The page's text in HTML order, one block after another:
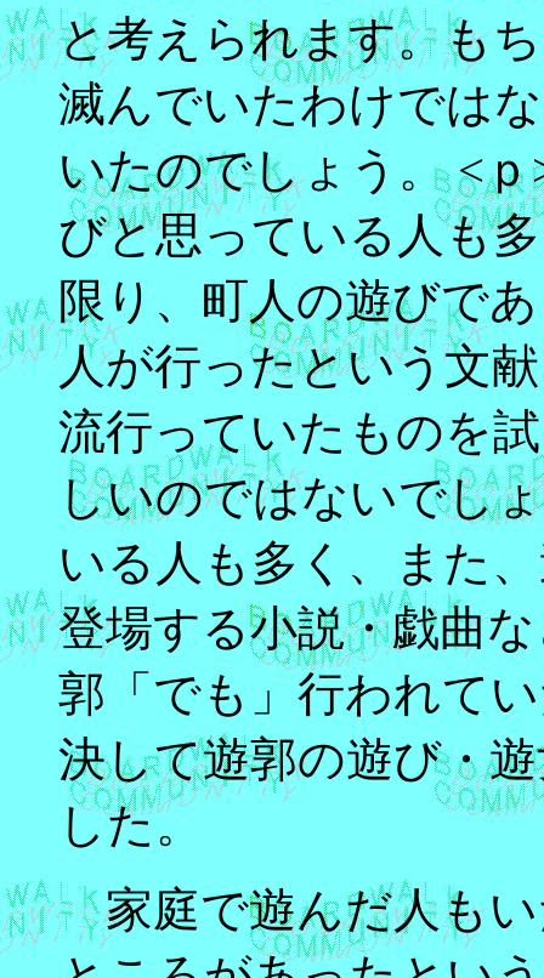
と考えられます。も
滅んでいたわけでは
いたのでしょう。 <
びと思っている人も
限り、町人の遊びで
人が行ったという文
流行っていたものを
しいのではないでし
いる人も多く、また
登場する小説・戯曲
郭「でも」行われて
決して遊郭の遊び・
した。
家庭で遊んだ人もい